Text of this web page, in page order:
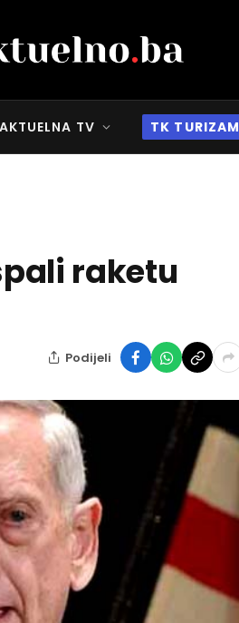
AKTUELNA TV TK TURIZAM
raketu
Podijeli